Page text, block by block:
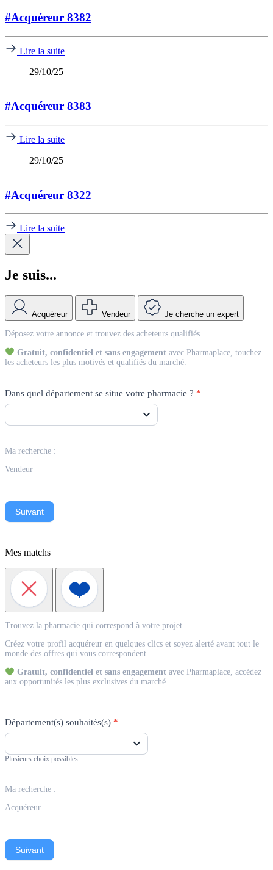
#Acquéreur 8382
Lire la suite
29/10/25
#Acquéreur 8383
Lire la suite
29/10/25
#Acquéreur 8322
Lire la suite
Je suis...
Acquéreur Vendeur Je cherche un expert
Vendeur
Déposez votre annonce et trouvez des acheteurs qualifiés.
Gratuit, confidentiel et sans engagement avec Pharmaplace, touchez
les acheteurs les plus motivés et qualifiés du marché.
Dans quel département se situe votre pharmacie ? *
Ma recherche :
Vendeur
Suivant
Mes matchs
Acquéreur
Trouvez la pharmacie qui correspond à votre projet.
Créez votre profil acquéreur en quelques clics et soyez alerté avant tout le
monde des offres qui vous correspondent.
Gratuit, confidentiel et sans engagementavec Pharmaplace, accédez
aux opportunités les plus exclusives du marché.
Département(s) souhaités(s) *
Plusieurs choix possibles
Ma recherche :
Acquéreur
Suivant